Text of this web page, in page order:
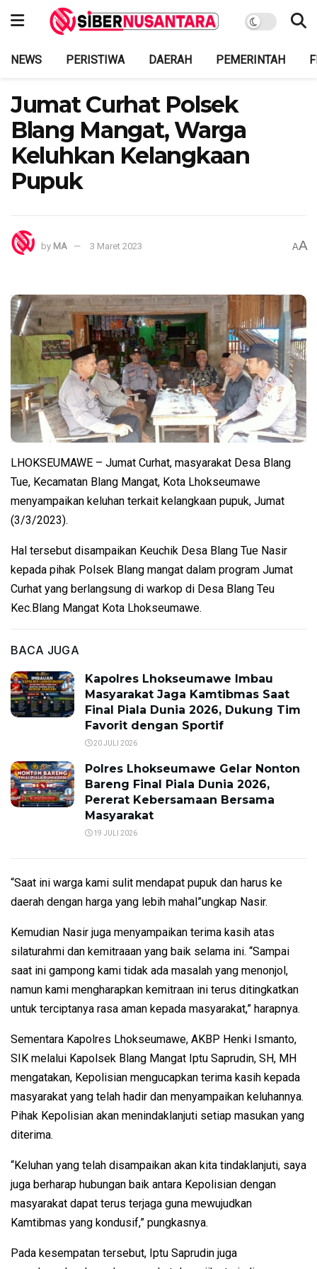
NEWS PERISTIWA DAERAH PEMERINTAH
Jumat Curhat Polsek
Blang Mangat, Warga
Keluhkan Kelangkaan
Pupuk
by MA 3 Maret 2023 AA
LHOKSEUMAWE – Jumat Curhat, masyarakat Desa Blang
Tue, Kecamatan Blang Mangat, Kota Lhokseumawe
menyampaikan keluhan terkait kelangkaan pupuk, Jumat
(3/3/2023).
Hal tersebut disampaikan Keuchik Desa Blang Tue Nasir
kepada pihak Polsek Blang mangat dalam program Jumat
Curhat yang berlangsung di warkop di Desa Blang Teu
Kec.Blang Mangat Kota Lhokseumawe.
BACA JUGA
Kapolres Lhokseumawe Imbau
Masyarakat Jaga Kamtibmas Saat
Final Piala Dunia 2026, Dukung Tim
Favorit dengan Sportif
20 JULI 2026
Polres Lhokseumawe Gelar Nonton
Bareng Final Piala Dunia 2026,
Pererat Kebersamaan Bersama
Masyarakat
19 JULI 2026
“Saat ini warga kami sulit mendapat pupuk dan harus ke
daerah dengan harga yang lebih mahal”ungkap Nasir.
Kemudian Nasir juga menyampaikan terima kasih atas
silaturahmi dan kemitraaan yang baik selama ini. “Sampai
saat ini gampong kami tidak ada masalah yang menonjol,
namun kami mengharapkan kemitraan ini terus ditingkatkan
untuk terciptanya rasa aman kepada masyarakat,” harapnya.
Sementara Kapolres Lhokseumawe, AKBP Henki Ismanto,
SIK melalui Kapolsek Blang Mangat Iptu Saprudin, SH, MH
mengatakan, Kepolisian mengucapkan terima kasih kepada
masyarakat yang telah hadir dan menyampaikan keluhannya.
Pihak Kepolisian akan menindaklanjuti setiap masukan yang
diterima.
“Keluhan yang telah disampaikan akan kita tindaklanjuti, saya
juga berharap hubungan baik antara Kepolisian dengan
masyarakat dapat terus terjaga guna mewujudkan
Kamtibmas yang kondusif,” pungkasnya.
Pada kesempatan tersebut, Iptu Saprudin juga